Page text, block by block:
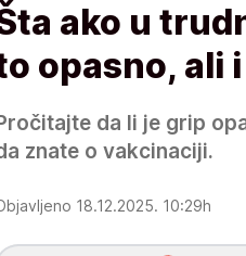
ako u
opasno, ali
da li je grip
znate o vakcinaciji.
18.12.2025. 10:29h